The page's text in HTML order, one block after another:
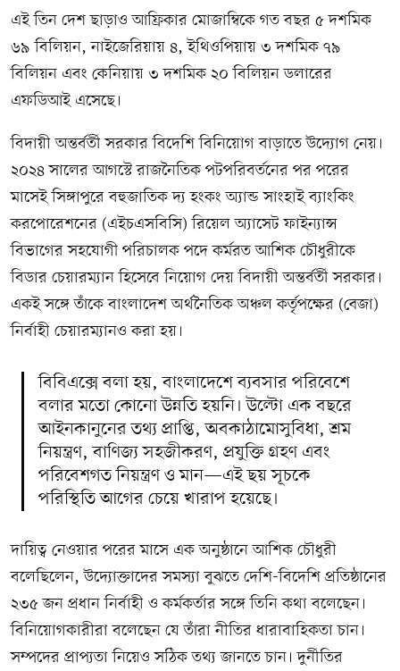
এই তিন দেশ ছাড়াও আফ্রিকার মোজাম্বিকে গত বছর ৫ দশমিক
৬৯ বিলিয়ন, নাইজেরিয়ায় ৪, ইথিওপিয়ায় ৩ দশমিক ৭৯
বিলিয়ন এবং কেনিয়ায় ৩ দশমিক ২০ বিলিয়ন ডলারের
এফডিআই এসেছে।
বিদায়ী অন্তর্বর্তী সরকার বিদেশি বিনিয়োগ বাড়াতে উদ্যোগ নেয়।
২০২৪ সালের আগস্টে রাজনৈতিক পটপরিবর্তনের পর পরের
মাসেই সিঙ্গাপুরে বহুজাতিক দ্য হংকং অ্যান্ড সাংহাই ব্যাংকিং
করপোরেশনের (এইচএসবিসি) রিয়েল অ্যাসেট ফাইন্যান্স
বিভাগের সহযোগী পরিচালক পদে কর্মরত আশিক চৌধুরীকে
বিডার চেয়ারম্যান হিসেবে নিয়োগ দেয় বিদায়ী অন্তর্বর্তী সরকার।
একই সঙ্গে তাঁকে বাংলাদেশ অর্থনৈতিক অঞ্চল কর্তৃপক্ষের (বেজা)
নির্বাহী চেয়ারম্যানও করা হয়।
বিবিএক্সে বলা হয়, বাংলাদেশে ব্যবসার পরিবেশে
বলার মতো কোনো উন্নতি হয়নি। উল্টো এক বছরে
আইনকানুনের তথ্য প্রাপ্তি, অবকাঠামোসুবিধা, শ্রম
নিয়ন্ত্রণ, বাণিজ্য সহজীকরণ, প্রযুক্তি গ্রহণ এবং
পরিবেশগত নিয়ন্ত্রণ ও মান—এই ছয় সূচকে
পরিস্থিতি আগের চেয়ে খারাপ হয়েছে।
দায়িত্ব নেওয়ার পরের মাসে এক অনুষ্ঠানে আশিক চৌধুরী
বলেছিলেন, উদ্যোক্তাদের সমস্যা বুঝতে দেশি-বিদেশি প্রতিষ্ঠানের
২৩৫ জন প্রধান নির্বাহী ও কর্মকর্তার সঙ্গে তিনি কথা বলেছেন।
বিনিয়োগকারীরা বলেছেন যে তাঁরা নীতির ধারাবাহিকতা চান।
সম্পদের প্রাপ্যতা নিয়েও সঠিক তথ্য জানতে চান। দুর্নীতির